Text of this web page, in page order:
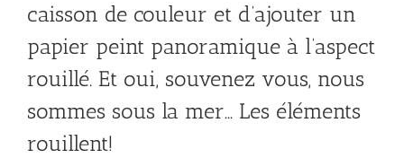
caisson de couleur et d’ajouter un
papier peint panoramique à l’aspect
rouillé. Et oui, souvenez vous, nous
sommes sous la mer… Les éléments
rouillent!